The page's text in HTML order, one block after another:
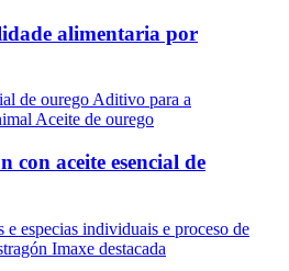
alimentaria por
con aceite esencial de